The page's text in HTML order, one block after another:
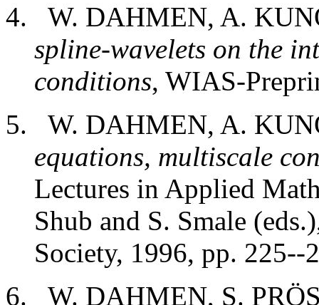
W. DAHMEN, A.
spline-wavelets on the
conditions, WIAS-
W. DAHMEN, A.
equations, multiscale
Lectures in Applied
Shub and S. Smale
Society, 1996, pp. 225--
W. DAHMEN, S.